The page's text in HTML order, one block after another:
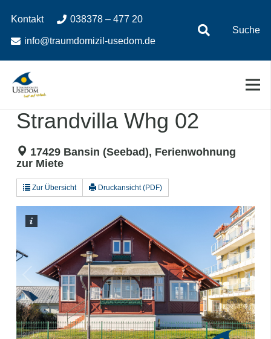
Inhalt
springen
Navigation
springen
Kontakt 038378 – 477 20
info@traumdomizil-usedom.de
Suche
Strandvilla Whg 02
17429 Bansin (Seebad), Ferienwohnung
zur Miete
Zur Übersicht Druckansicht (PDF)
3/17